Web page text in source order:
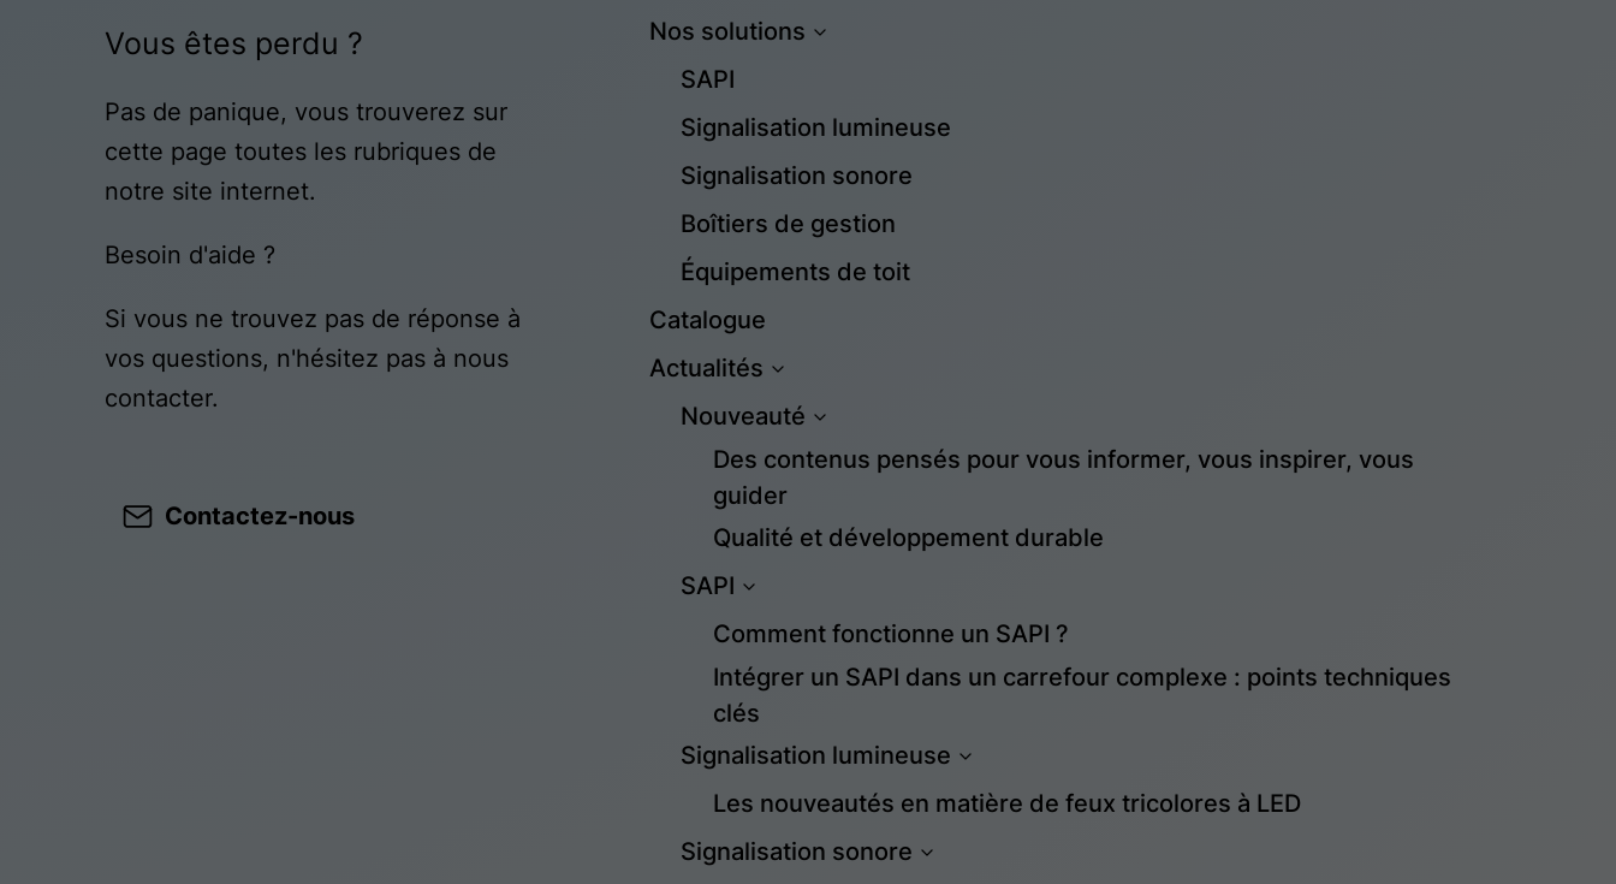
Vous êtes perdu ?
Pas de panique, vous trouverez sur
cette page toutes les rubriques de
notre site internet.​​
Besoin d'aide ?
Si vous ne trouvez pas de réponse à
vos questions, n'hésitez pas à nous
contacter.
Contactez-nous
Nos solutions
SAPI
Signalisation lumineuse
Signalisation sonore
Boîtiers de gestion
Équipements de toit
Catalogue
Actualités
Nouveauté
Des contenus pensés pour vous informer, vous inspirer, vous
guider
Qualité et développement durable
SAPI
Comment fonctionne un SAPI ?
Intégrer un SAPI dans un carrefour complexe : points techniques
clés
Signalisation lumineuse
Les nouveautés en matière de feux tricolores à LED
Signalisation sonore